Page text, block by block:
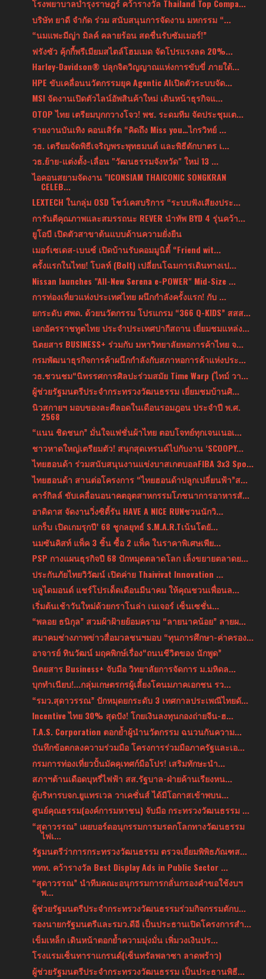
โรงพยาบาลบำรุงราษฎร์ คว้ารางวัล Thailand Top Compa...
บริษัท ยาดี จํากัด ร่วม สนับสนุนการจัดงาน มหกรรม “...
“นมแพะมีญ่า มิลค์ คลายร้อน สดชื่นรับซัมเมอร์!”
ฟรังซัว คุ้กกี้พรีเมียมสไตล์โฮมเมด จัดโปรแรงลด 20%...
Harley-Davidson® ปลุกจิตวิญญาณแห่งการขับขี่ ภายใต้...
HPE ขับเคลื่อนนวัตกรรมยุค Agentic AIเปิดตัวระบบจัด...
MSI จัดงานเปิดตัวไลน์อัพสินค้าใหม่ เดินหน้าธุรกิจแ...
OTOP ไทย เตรียมบุกกวางโจว! พช. ระดมทีม จัดประชุมเต...
รายงานบันเทิง คอนเสิร์ต “คิดถึง Miss you…ไกรวิทย์ ...
วธ. เตรียมจัดพิธีเจริญพระพุทธมนต์ และพิธีตักบาตร เ...
วธ.ย้าย-แต่งตั้ง-เลื่อน "วัฒนธรรมจังหวัด" ใหม่ 13 ...
ไอคอนสยามจัดงาน "ICONSIAM THAICONIC SONGKRAN
CELEB...
LEXTECH ในกลุ่ม OSD โชว์เคสบริการ “ระบบฟังเสียงประ...
การันตีคุณภาพและสมรรถนะ REVER นำทัพ BYD 4 รุ่นคว้า...
ยูโอบี เปิดตัวสาขาต้นแบบด้านความยั่งยืน
เมอร์เซเดส-เบนซ์ เปิดบ้านรับคอมมูนิตี้ “Friend wit...
ครั้งแรกในไทย! โบลท์ (Bolt) เปลี่ยนโฉมการเดินทางเป...
Nissan launches "All-New Serena e-POWER" Mid-Size ...
การท่องเที่ยวแห่งประเทศไทย ผนึกกำลังครั้งแรก! กับ ...
ยกระดับ ศพด. ด้วยนวัตกรรม โปรแกรม “366 Q-KIDS” สสส...
เอกอัครราชทูตไทย ประจำประเทศปากีสถาน เยี่ยมชมแหล่ง...
นิตยสาร BUSINESS+ ร่วมกับ มหาวิทยาลัยหอการค้าไทย จ...
กรมพัฒนาธุรกิจการค้าผนึกกำลังกับสภาหอการค้าแห่งประ...
วธ.ชวนชม“นิทรรศการศิลปะร่วมสมัย Time Warp (ไทม์ วา...
ผู้ช่วยรัฐมนตรีประจำกระทรวงวัฒนธรรม เยี่ยมชมบ้านศิ...
นิวสกายฯ มอบของละศีลอดในเดือนรอมฎอน ประจำปี พ.ศ.
2568
“แนน ชิดชนก” มั่นใจแฟชั่นผ้าไทย ตอบโจทย์ทุกเจนเนอเ...
ชาวหาดใหญ่เตรียมตัว! สนุกสุดเทรนด์ไปกับงาน ‘SCOOPY...
ไทยฮอนด้า ร่วมสนับสนุนงานแข่งบาสเกตบอลFIBA 3x3 Spo...
ไทยฮอนด้า สานต่อโครงการ “ไทยฮอนด้าปลูกเปลี่ยนฟ้า”ส...
คาร์กิลล์ ขับเคลื่อนอนาคตอุตสาหกรรมโภชนาการอาหารสั...
อาดิดาส จัดงานวิ่งซิตี้รัน HAVE A NICE RUNชวนนักวิ...
แกร็บ เปิดเกมรุกปี’ 68 ชูกลยุทธ์ S.M.A.R.Tเน้นโตยั...
นมซันคิสท์ แพ็ค 3 ชิ้น ซื้อ 2 แพ็ค ในราคาพิเศษเพีย...
PSP กางแผนธุรกิจปี 68 ปักหมุดตลาดโลก เล็งขยายตลาดย...
ประกันภัยไทยวิวัฒน์ เปิดค่าย Thaivivat Innovation ...
บลูไดมอนด์ แชร์โปรเด็ดเดือนมีนาคม ให้คุณชวนเพื่อนล...
เริ่มต้นเช้าวันใหม่ด้วยกราโนล่า เนเจอร์ เซ็นเซชั่น...
“พลอย ธนิกุล” สวมผ้าฝ้ายย้อมคราม “ลายนาคน้อย” ลายผ...
สมาคมช่างภาพข่าวสื่อมวลชนฯมอบ “ทุนการศึกษา-ค่าครอง...
อาจารย์ ทินวัฒน์ มฤคพิกษ์เรื่อง“ถนนชีวิตของ นักพูด”
นิตยสาร Business+ จับมือ วิทยาลัยการจัดการ ม.มหิดล...
บุกทำเนียบ!...กลุ่มเกษตรกรผู้เลี้ยงโคนมภาคเอกชน รว...
“รมว.สุดาวรรณ” ปักหมุดยกระดับ 3 เทศกาลประเพณีไทยดั...
Incentive ไทย 30% สุดปัง! โกยเงินลงทุนกองถ่ายจีน-ฮ...
T.A.S. Corporation ตอกย้ำผู้นำนวัตกรรม ฉนวนกันความ...
บันทึกข้อตกลงความร่วมมือ โครงการร่วมมือภาครัฐและเอ...
กรมการท่องเที่ยวปั้นมัคคุเทศก์มือโปร! เสริมทักษะนำ...
สภาฯต้านเดือดบุหรี่ไฟฟ้า สส.รัฐบาล-ฝ่ายค้านเรียงหน...
ผู้บริหารบจก.ยูแทรเวล วาเคชั่นส์ ได้มีโอกาสเข้าพบน...
ศูนย์คุณธรรม(องค์การมหาชน) จับมือ กระทรวงวัฒนธรรม ...
“สุดาวรรณ” เผยบอร์ดอนุกรรมการมรดกโลกทางวัฒนธรรม
ไฟเ...
รัฐมนตรีว่าการกระทรวงวัฒนธรรม ตรวจเยี่ยมพิพิธภัณฑส...
ททท. คว้ารางวัล Best Display Ads in Public Sector ...
“สุดาวรรณ” นำทีมคณะอนุกรรมการกลั่นกรองคำขอใช้งบฯ
พ...
ผู้ช่วยรัฐมนตรีประจำกระทรวงวัฒนธรรมร่วมกิจกรรมตักบ...
รองนายกรัฐมนตรีและรมว.ดีอี เป็นประธานเปิดโครงการสำ...
เข็มเหล็ก เดินหน้าตอกย้ำความมุ่งมั่น เพิ่มวงเงินปร...
โรงแรมเซ็นทาราแกรนด์(เซ็นทรัลพลาซา ลาดพร้าว)
ผู้ช่วยรัฐมนตรีประจำกระทรวงวัฒนธรรม เป็นประธานพิธี...